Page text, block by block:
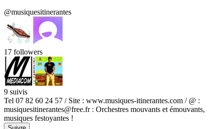
@musiquesitinerantes
17 followers
9 suivis
Tel 07 82 60 24 57 / Site : www.musiques-itinerantes.com / @ :
musiquesitinerantes@free.fr : Orchestres mouvants et émouvants,
musiques festoyantes !